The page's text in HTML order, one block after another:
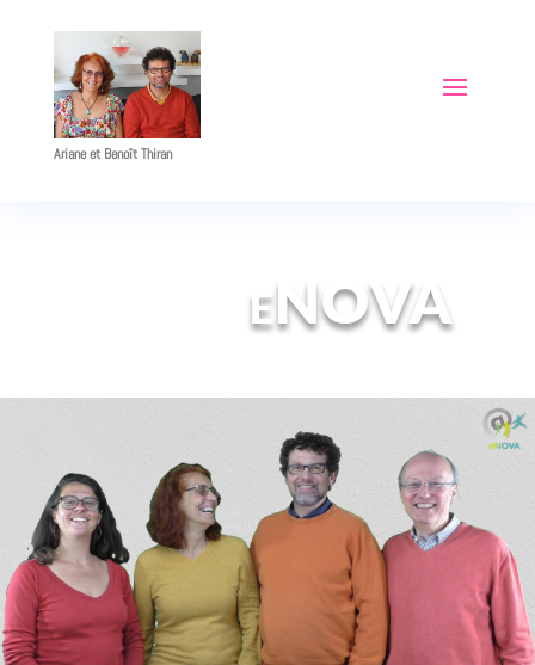
Ariane et Benoît Thiran
eNOVA